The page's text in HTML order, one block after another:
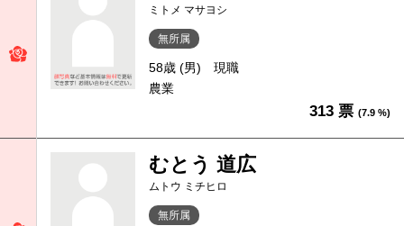
ミトメ マサヨシ
無所属
58歳 (男)
現職
農業
313 票 (7.9 %)
むとう 道広
ムトウ ミチヒロ
無所属